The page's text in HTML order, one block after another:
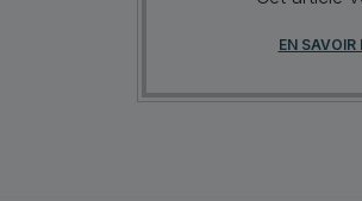
EN SAVOIR